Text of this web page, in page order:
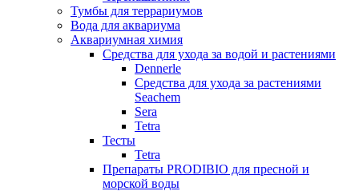
Тумбы для террариумов
Вода для аквариума
Аквариумная химия
Средства для ухода за водой и растениями
Dennerle
Средства для ухода за растениями
Seachem
Sera
Tetra
Тесты
Tetra
Препараты PRODIBIO для пресной и
морской воды